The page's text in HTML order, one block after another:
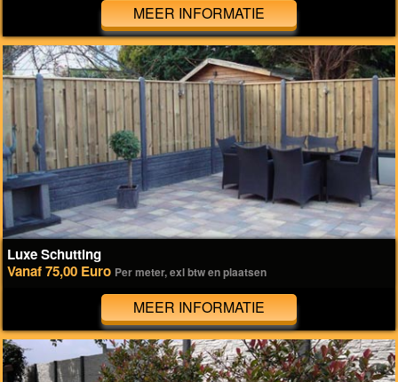
MEER INFORMATIE
Luxe Schutting
Vanaf 75,00 Euro Per meter, exl btw en plaatsen
MEER INFORMATIE